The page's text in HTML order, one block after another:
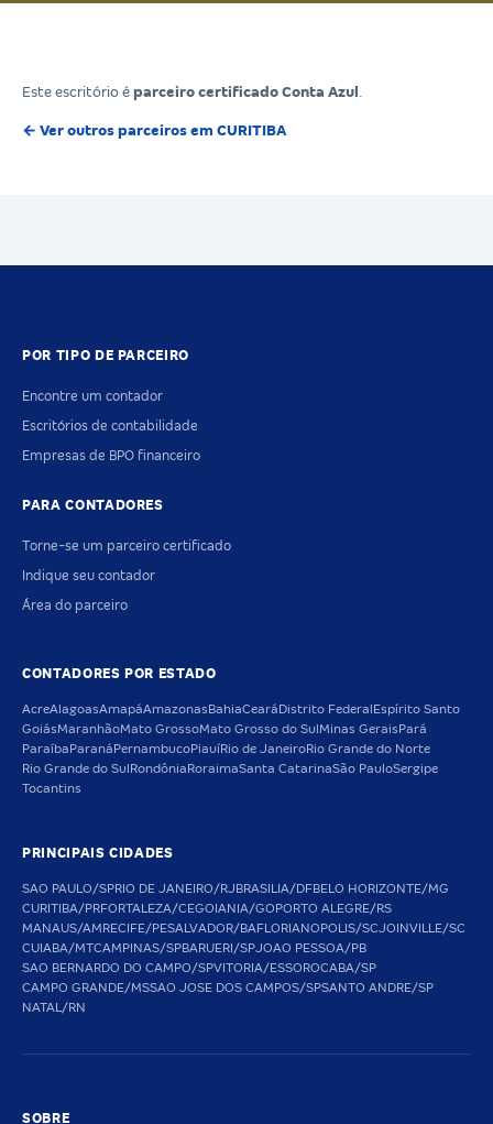
Este escritório é parceiro certificado Conta Azul
← Ver outros parceiros em CURITIBA
POR TIPO DE PARCEIRO
Encontre um contador
Escritórios de contabilidade
Empresas de BPO financeiro
PARA CONTADORES
Torne-se um parceiro certificado
Indique seu contador
Área do parceiro
CONTADORES POR ESTADO
AcreAlagoasAmapáAmazonas BahiaCeará Distrito Federal Espírito Santo
GoiásMaranhãoMato GrossoMato Grosso do Sul Minas Gerais Pará
Paraíba Paraná PernambucoPiauíRio de JaneiroRio Grande do Norte
Rio Grande do Sul Rondônia RoraimaSanta CatarinaSão PauloSergipe
Tocantins
PRINCIPAIS CIDADES
SAO PAULO/SPRIO DE JANEIRO/RJBRASILIA/DFBELO HORIZONTE/MG
CURITIBA/PRFORTALEZA/CEGOIANIA/GOPORTO ALEGRE/RS
MANAUS/AMRECIFE/PESALVADOR/BAFLORIANOPOLIS/SCJOINVILLE/SC
CUIABA/MTCAMPINAS/SPBARUERI/SPJOAO PESSOA/PB
SAO BERNARDO DO CAMPO/SPVITORIA/ESSOROCABA/SP
CAMPO GRANDE/MSSAO JOSE DOS CAMPOS/SPSANTO ANDRE/SP
NATAL/RN
SOBRE